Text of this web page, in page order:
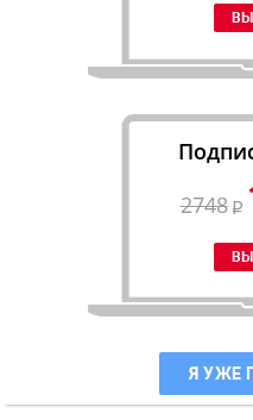
2748
Я УЖЕ